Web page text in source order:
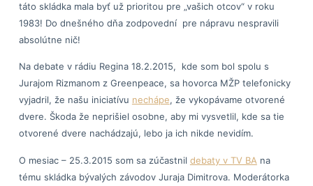
táto skládka mala byť už prioritou pre „vašich otcov“ v roku
1983! Do dnešného dňa zodpovední pre nápravu nespravili
absolútne nič!
Na debate v rádiu Regina 18.2.2015, kde som bol spolu s
Jurajom Rizmanom z Greenpeace, sa hovorca MŽP telefonicky
vyjadril, že našu iniciatívu nechápe, že vykopávame otvorené
dvere. Škoda že neprišiel osobne, aby mi vysvetlil, kde sa tie
otvorené dvere nachádzajú, lebo ja ich nikde nevidím.
O mesiac – 25.3.2015 som sa zúčastnil debaty v TV BA na
tému skládka bývalých závodov Juraja Dimitrova. Moderátorka